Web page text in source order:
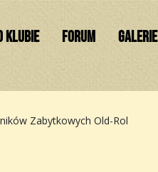
KLUBIE FORUM GALERIE
Zabytkowych Old-Rol